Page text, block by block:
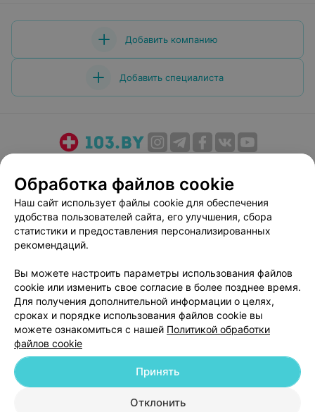
Добавить компанию
Добавить специалиста
Медицинский маркетинг
Публичный договор
Пользовательское соглашение
Способы оплаты
Вакансии
Партнеры
Персональные настройки cookie
Обработка персональных данных
© 2026 ООО «Артокс Лаб», УНП 191700409| 220012, Республика Беларусь,
Обработка файлов cookie
Наш сайт использует файлы cookie для обеспечения
удобства пользователей сайта, его улучшения, сбора
статистики и предоставления персонализированных
рекомендаций.
Вы можете настроить параметры использования файлов
cookie или изменить свое согласие в более позднее время.
Для получения дополнительной информации о целях,
сроках и порядке использования файлов cookie вы
можете ознакомиться с нашей Политикой обработки
файлов cookie
Отклонить
Принять